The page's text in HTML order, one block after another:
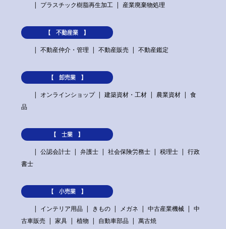
プラスチック樹脂再生加工
産業廃棄物処理
【 不動産業 】
不動産仲介・管理
不動産販売 不動産鑑定
【 卸売業 】
オンラインショップ
建築資材・工材 農業資材
食
品
【 士業 】
公認会計士
弁護士 社会保険労務士 税理士
行政
書士
【 小売業 】
インテリア用品
きもの メガネ 中古産業機械
中
古車販売
家具 植物 自動車部品 萬古焼